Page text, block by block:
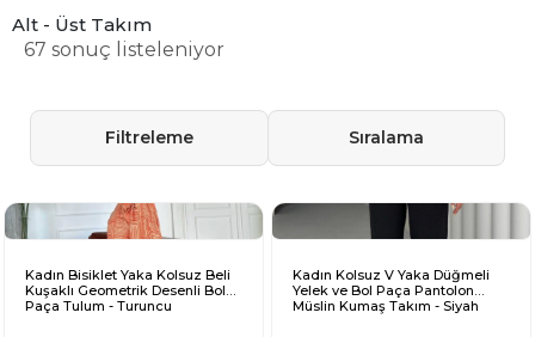
Alt - Üst Takım
67 sonuç listeleniyor
Filtreleme Sıralama
Kadın Bisiklet Yaka Kolsuz Beli
Kuşaklı Geometrik Desenli Bol
Paça Tulum - Turuncu
Kadın Kolsuz V Yaka Düğmeli
Yelek ve Bol Paça Pantolon
Müslin Kumaş Takım - Siyah